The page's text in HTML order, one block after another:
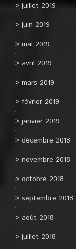
juillet 2019
juin 2019
mai 2019
avril 2019
mars 2019
février 2019
janvier 2019
décembre 2018
novembre 2018
octobre 2018
septembre 2018
août 2018
juillet 2018